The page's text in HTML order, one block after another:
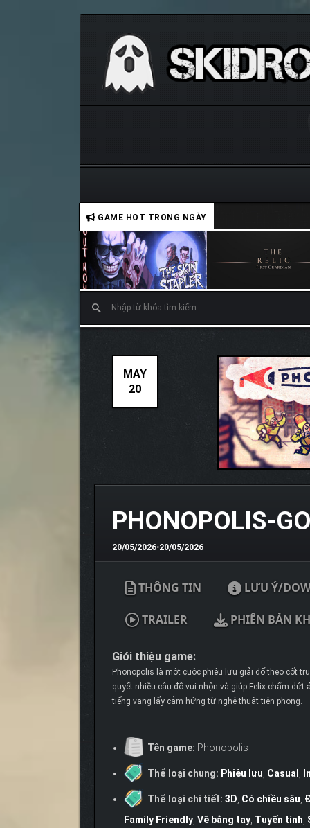
GAME HOT TRONG NGÀY
MAY
20
PHONOPOLIS-
20/05/2026•20/05/2026
THÔNG TIN LƯU Ý/
TRAILER PHIÊN BẢN
Giới thiệu game:
Phonopolis là một cuộc phiêu lưu giải đố theo cốt
quyết nhiều câu đố vui nhộn và giúp Felix chấm
tiếng vang lấy cảm hứng từ nghệ thuật tiên phong.
Tên game: Phonopolis
Thể loại chung: Phiêu lưu, Casual ,
Thể loại chi tiết: 3D, Có chiều sâu,
Family Friendly, Vẽ bằng tay, Tuyến tính,